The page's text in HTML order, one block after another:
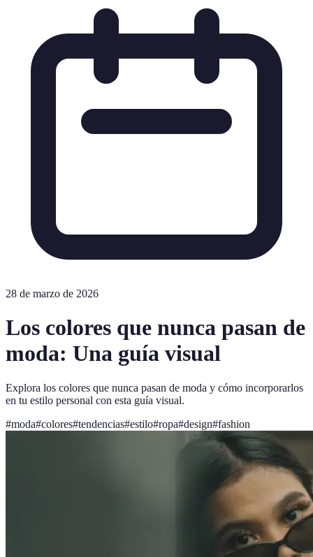
28 de marzo de 2026
Los colores que nunca pasan de
moda: Una guía visual
Explora los colores que nunca pasan de moda y cómo incorporarlos
en tu estilo personal con esta guía visual.
#moda#colores#tendencias#estilo#ropa#design#fashion